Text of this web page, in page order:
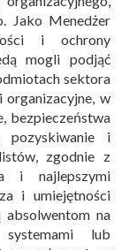
Jako Menedżer
i ochrony
mogli podjąć
sektora
w
bezpieczeństwa
pozyskiwanie i
zgodnie z
i najlepszymi
i umiejętności
na
lub